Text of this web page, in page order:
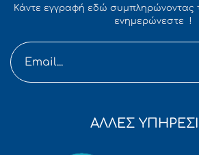
Κάντε εγγραφή εδώ συμπληρώνοντας
ενημερώνεστε !
ΑΛΛΕΣ